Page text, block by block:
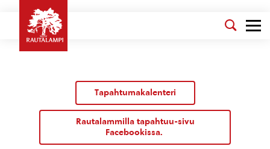
Tapahtumakalenteri
Rautalammilla tapahtuu-sivu
Facebookissa.